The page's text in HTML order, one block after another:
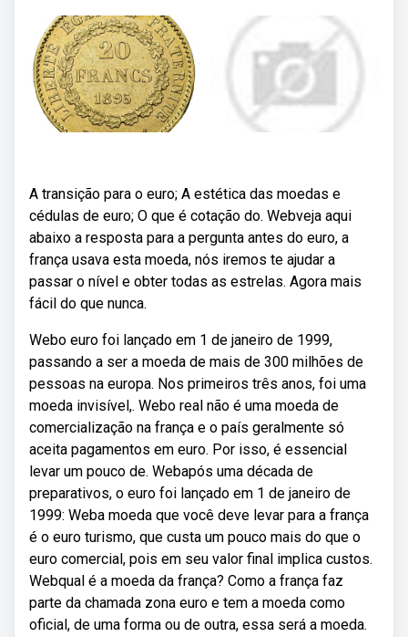
A transição para o euro; A estética das moedas e
cédulas de euro; O que é cotação do. Webveja aqui
abaixo a resposta para a pergunta antes do euro, a
frança usava esta moeda, nós iremos te ajudar a
passar o nível e obter todas as estrelas. Agora mais
fácil do que nunca.
Webo euro foi lançado em 1 de janeiro de 1999,
passando a ser a moeda de mais de 300 milhões de
pessoas na europa. Nos primeiros três anos, foi uma
moeda invisível,. Webo real não é uma moeda de
comercialização na frança e o país geralmente só
aceita pagamentos em euro. Por isso, é essencial
levar um pouco de. Webapós uma década de
preparativos, o euro foi lançado em 1 de janeiro de
1999: Weba moeda que você deve levar para a frança
é o euro turismo, que custa um pouco mais do que o
euro comercial, pois em seu valor final implica custos.
Webqual é a moeda da frança? Como a frança faz
parte da chamada zona euro e tem a moeda como
oficial, de uma forma ou de outra, essa será a moeda.